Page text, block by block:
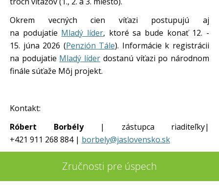
Okrem vecných cien víťazi postupujú aj
na podujatie Mladý líder, ktoré sa bude konať 12. -
15. júna 2026 (Penzión Tále). Informácie k registrácii
na podujatie Mladý líder dostanú víťazi po národnom
finále súťaže Môj projekt.
Kontakt:
Róbert Borbély| zástupca riaditeľky|
+421 911 268 884 | borbely@jaslovensko.sk
Zručnosti pre úspech